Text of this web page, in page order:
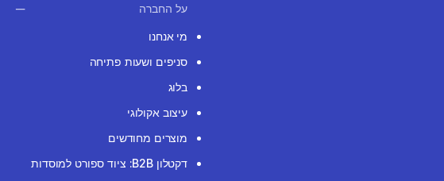
על החברה
מי אנחנו
סניפים ושעות פתיחה
בלוג
עיצוב אקולוגי
מוצרים מחודשים
דקטלון B2B: ציוד ספורט למוסדות